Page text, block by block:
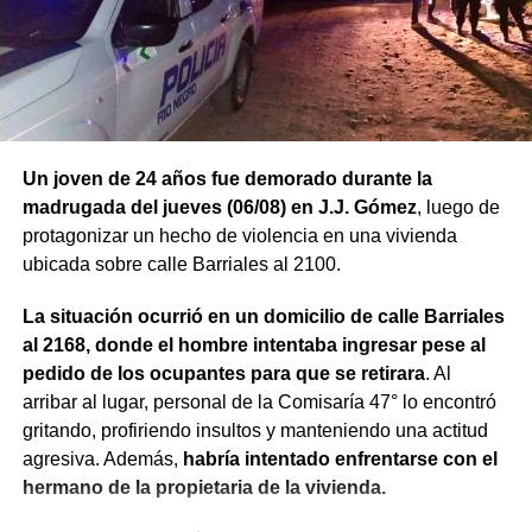
Un joven de 24 años fue demorado durante la
madrugada del jueves (06/08) en J.J. Gómez, luego de
protagonizar un hecho de violencia en una vivienda
ubicada sobre calle Barriales al 2100.
La situación ocurrió en un domicilio de calle Barriales
al 2168, donde el hombre intentaba ingresar pese al
pedido de los ocupantes para que se retirara. Al
arribar al lugar, personal de la Comisaría 47° lo encontró
gritando, profiriendo insultos y manteniendo una actitud
agresiva. Además, habría intentado enfrentarse con el
hermano de la propietaria de la vivienda.